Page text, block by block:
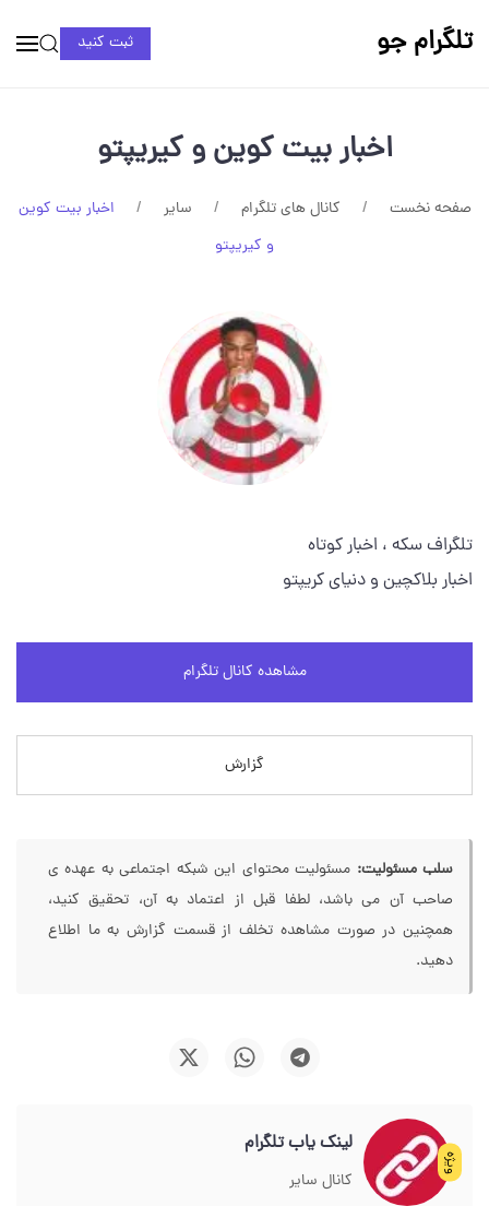
تلگرام جو ثبت کنید
اخبار بیت کوین و کیریپتو
صفحه نخست کانال های تلگرام سایر
اخبار بیت کوین
و کیریپتو
تلگراف سکه ، اخبار کوتاه
اخبار بلاکچین و دنیای کریپتو
مشاهده کانال تلگرام
گزارش
سلب مسئولیت: مسئولیت محتوای این شبکه اجتماعی به عهده ی
صاحب آن می باشد، لطفا قبل از اعتماد به آن، تحقیق کنید،
همچنین در صورت مشاهده تخلف از قسمت گزارش به ما اطلاع
دهید.
ویژه
لینک یاب تلگرام
کانال سایر